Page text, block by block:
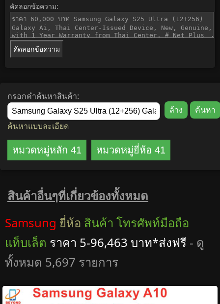
คัดลอกข้อความ:
คัดลอกข้อความ
กรอกคำค้นหาสินค้า:
ค้นหาแบบละเอียด
หมวดหมู่หลัก 41 หมวดหมู่ยี่ห้อ 41
สินค้าอื่นๆที่เกี่ยวข้องทั้งหมด
Samsung ยี่ห้อ สินค้า โทรศัพท์มือถือ
แท็บเล็ต ราคา 5-96,463 บาท*ส่งฟรี - ดู
ทั้งหมด 5,697 รายการ